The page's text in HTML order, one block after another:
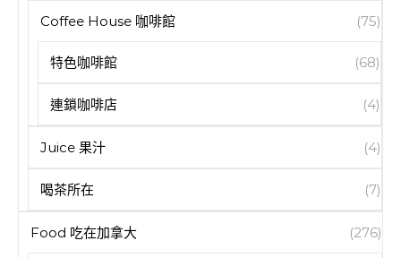
Coffee House 咖啡館 (75)
特色咖啡館 (68)
連鎖咖啡店 (4)
Juice 果汁 (4)
喝茶所在 (7)
Food 吃在加拿大 (276)